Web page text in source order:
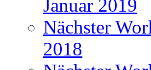
Januar 2019
Nächster
2018